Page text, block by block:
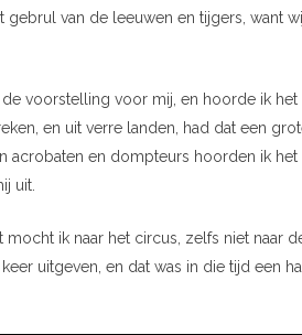
gebrul van de leeuwen en tijgers, want
de voorstelling voor mij, en hoorde ik
en uit verre landen, had dat een
acrobaten en dompteurs hoorden ik
uit.
mocht ik naar het circus, zelfs niet naar
uitgeven, en dat was in die tijd een